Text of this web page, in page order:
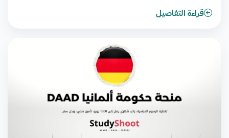
قراءة التفاصيل